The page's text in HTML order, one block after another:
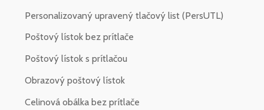
Personalizovaný upravený tlačový list (PersUTL)
Poštový lístok bez prítlače
Poštový lístok s prítlačou
Obrazový poštový lístok
Celinová obálka bez prítlače